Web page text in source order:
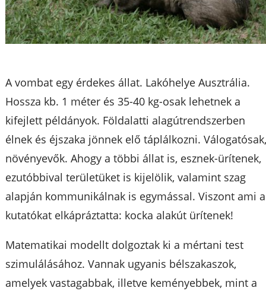
A vombat egy érdekes állat. Lakóhelye Ausztrália.
Hossza kb. 1 méter és 35-40 kg-osak lehetnek a
kifejlett példányok. Földalatti alagútrendszerben
élnek és éjszaka jönnek elő táplálkozni.
növényevők. Ahogy a többi állat is, esznek-ürítenek,
ezutóbbival területüket is kijelölik, valamint szag
alapján kommunikálnak is egymással. Viszont ami a
kutatókat elkápráztatta: kocka alakút ürítenek!
Matematikai modellt dolgoztak ki a mértani test
szimulálásához. Vannak ugyanis bélszakaszok,
amelyek vastagabbak, illetve keményebbek, mint a